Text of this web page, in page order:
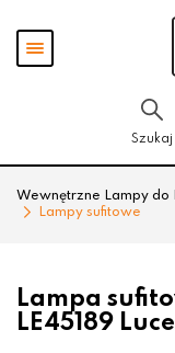
Pokaż
menu
Szukaj
Wewnętrzne Lampy do
Lampy sufitowe
Lampa
LE45189